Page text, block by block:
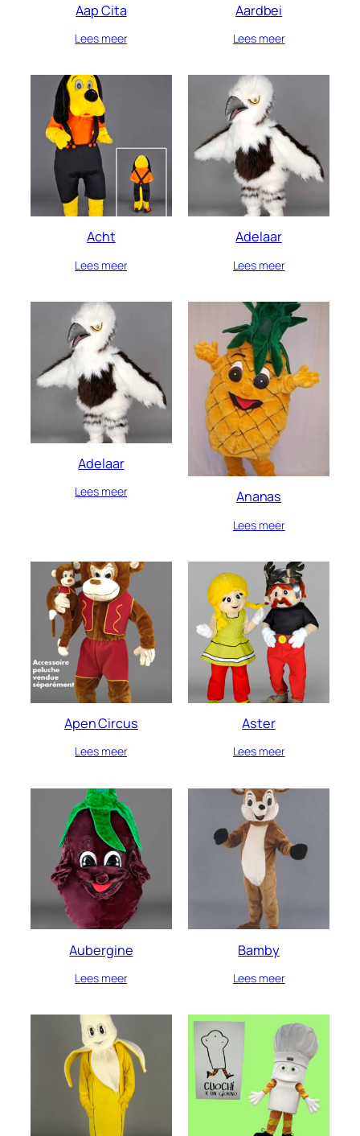
Aap Cita
Lees meer
Aardbei
Lees meer
Acht
Lees meer
Adelaar
Lees meer
Adelaar
Lees meer Ananas
Lees meer
Apen Circus
Lees meer
Aster
Lees meer
Aubergine
Lees meer
Bamby
Lees meer